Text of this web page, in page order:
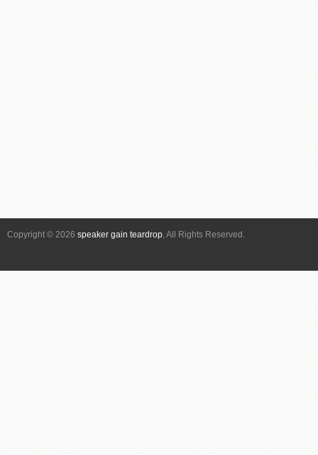
Copyright © 2026 speaker gain teardrop, All Rights Reserved.